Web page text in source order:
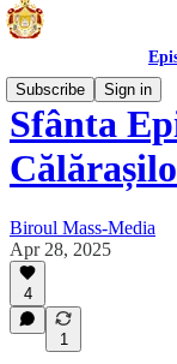
Subscribe
Sign in
Sfânta
Biroul Mass-Media
Apr 28, 2025
4
1